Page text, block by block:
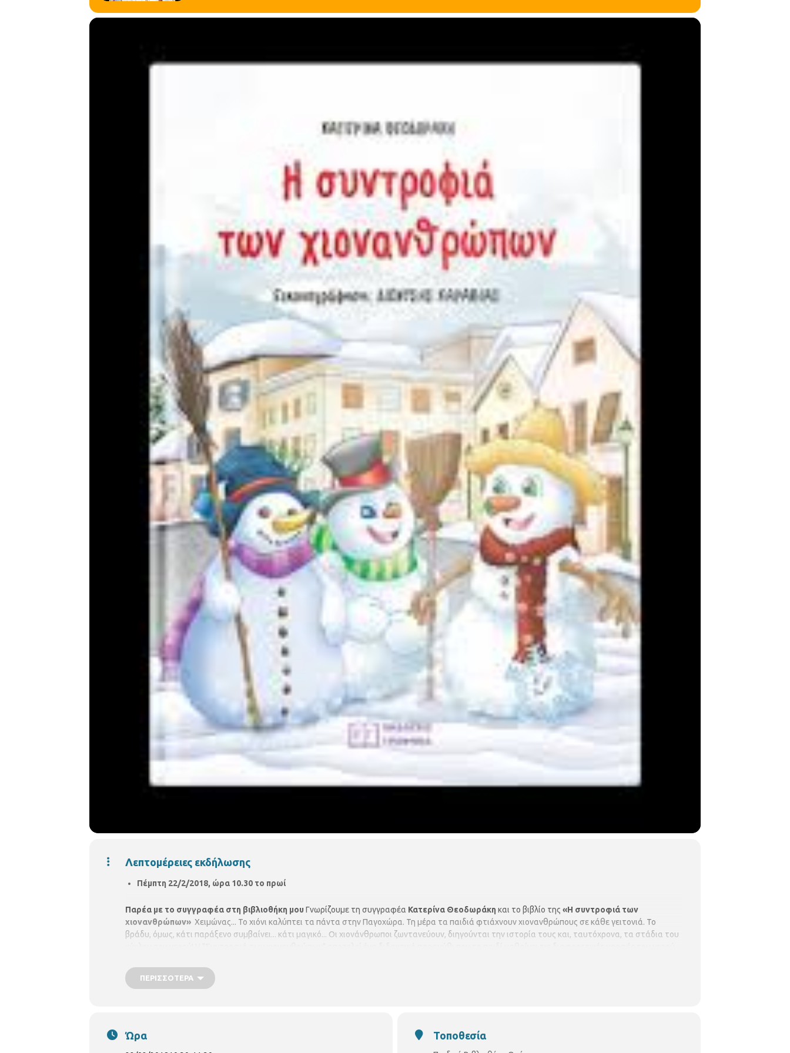
Λεπτομέρειες εκδήλωσης
Πέμπτη 22/2/2018, ώρα 10.30 το πρωί
Παρέα με το συγγραφέα στη βιβλιοθήκη μου Γνωρίζουμε τη συγγραφέα Κατερίνα Θεοδωράκη και το βιβλίο της «Η συντροφιά των
χιονανθρώπων» Χειμώνας... Το χιόνι καλύπτει τα πάντα στην Παγοχώρα. Τη μέρα τα παιδιά φτιάχνουν χιονανθρώπους σε κάθε γειτονιά. Το
βράδυ, όμως, κάτι παράξενο συμβαίνει... κάτι μαγικό... Οι χιονάνθρωποι ζωντανεύουν, διηγούνται την ιστορία τους και, ταυτόχρονα, τα στάδια του
Γράφημα
ΠΕΡΙΣΣΌΤΕΡΑ
Ώρα Τοποθεσία